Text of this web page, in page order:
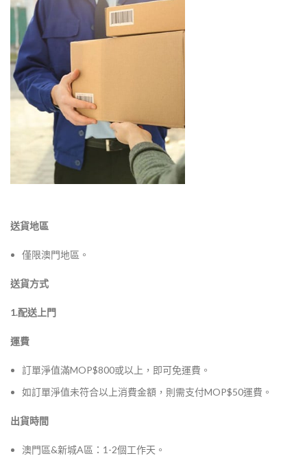
送貨地區
僅限澳門地區。
送貨方式
1.配送上門
運費
訂單淨值滿MOP$800或以上，即可免運費。
如訂單淨值未符合以上消費金額，則需支付MOP$50運費。
出貨時間
澳門區&新城A區：1-2個工作天。